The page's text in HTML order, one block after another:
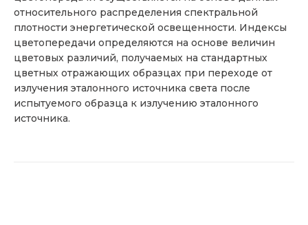
относительного распределения спектральной
плотности энергетической освещенности. Индексы
цветопередачи определяются на основе величин
цветовых различий, получаемых на стандартных
цветных отражающих образцах при переходе от
излучения эталонного источника света после
испытуемого образца к излучению эталонного
источника.